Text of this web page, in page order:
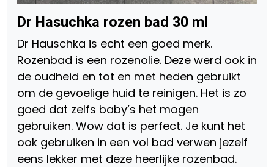
Dr Hasuchka rozen bad 30 ml
Dr Hauschka is echt een goed merk.
Rozenbad is een rozenolie. Deze werd ook in
de oudheid en tot en met heden gebruikt
om de gevoelige huid te reinigen. Het is zo
goed dat zelfs baby’s het mogen
gebruiken. Wow dat is perfect. Je kunt het
ook gebruiken in een vol bad verwen jezelf
eens lekker met deze heerlijke rozenbad.